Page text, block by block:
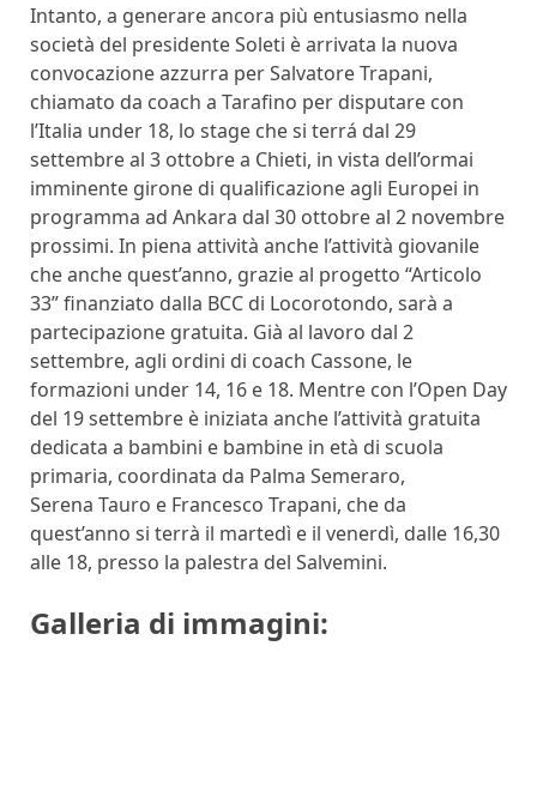
Intanto, a generare ancora più entusiasmo nella
società del presidente Soleti è arrivata la nuova
convocazione azzurra per Salvatore Trapani,
chiamato da coach a Tarafino per disputare con
l’Italia under 18, lo stage che si terrá dal 29
settembre al 3 ottobre a Chieti, in vista dell’ormai
imminente girone di qualificazione agli Europei in
programma ad Ankara dal 30 ottobre al 2 novembre
prossimi. In piena attività anche l’attività giovanile
che anche quest’anno, grazie al progetto “Articolo
33” finanziato dalla BCC di Locorotondo, sarà a
partecipazione gratuita. Già al lavoro dal 2
settembre, agli ordini di coach Cassone, le
formazioni under 14, 16 e 18. Mentre con l’Open Day
del 19 settembre è iniziata anche l’attività gratuita
dedicata a bambini e bambine in età di scuola
primaria, coordinata da Palma Semeraro,
Serena Tauro e Francesco Trapani, che da
quest’anno si terrà il martedì e il venerdì, dalle 16,30
alle 18, presso la palestra del Salvemini.
Galleria di immagini: